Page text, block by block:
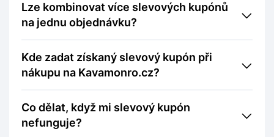
Lze kombinovat více slevových kupónů
na jednu objednávku?
Kde zadat získaný slevový kupón při
nákupu na Kavamonro.cz?
Co dělat, když mi slevový kupón
nefunguje?